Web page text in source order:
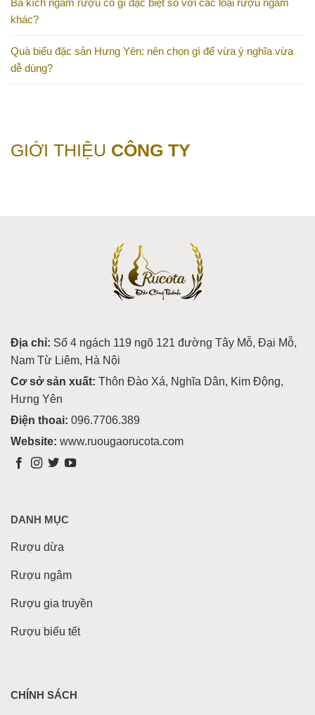
khác?
Quà biếu đặc sản Hưng Yên: nên chọn gì để vừa ý nghĩa vừa
dễ dùng?
GIỚI THIỆU CÔNG TY
Địa chỉ: Số 4 ngách 119 ngõ 121 đường Tây Mỗ, Đại Mỗ,
Nam Từ Liêm, Hà Nội
Cơ sở sản xuất: Thôn Đào Xá, Nghĩa Dân, Kim Động,
Hưng Yên
Điện thoai: 096.7706.389
Website: www.ruougaorucota.com
DANH MỤC
Rượu dừa
Rượu ngâm
Rượu gia truyền
Rượu biếu tết
CHÍNH SÁCH